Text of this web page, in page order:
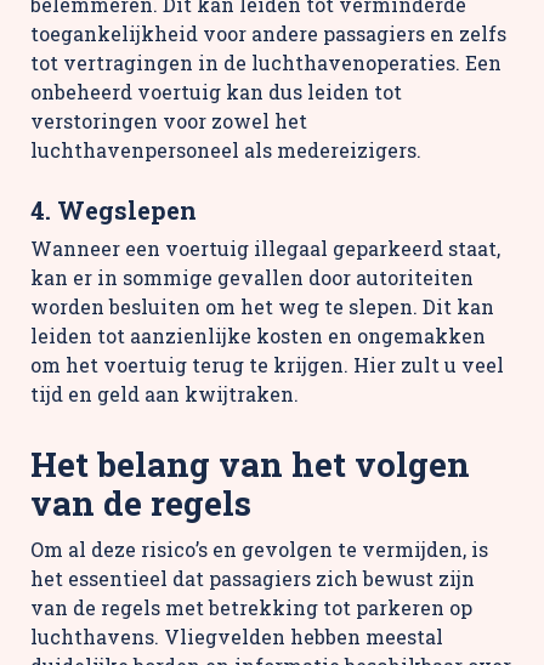
toegankelijkheid voor andere passagiers en zelfs
tot vertragingen in de luchthavenoperaties. Een
onbeheerd voertuig kan dus leiden tot
verstoringen voor zowel het
luchthavenpersoneel als medereizigers.
4. Wegslepen
Wanneer een voertuig illegaal geparkeerd staat,
kan er in sommige gevallen door autoriteiten
worden besluiten om het weg te slepen. Dit kan
leiden tot aanzienlijke kosten en ongemakken
om het voertuig terug te krijgen. Hier zult u veel
tijd en geld aan kwijtraken.
Het belang van het volgen
van de regels
Om al deze risico’s en gevolgen te vermijden, is
het essentieel dat passagiers zich bewust zijn
van de regels met betrekking tot parkeren op
luchthavens. Vliegvelden hebben meestal